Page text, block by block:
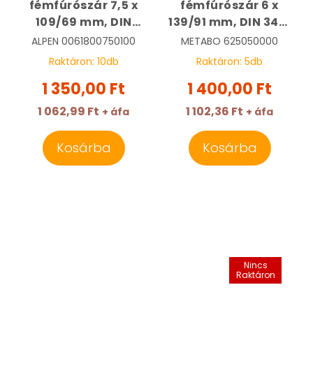
fémfúrószár 7,5 x
109/69 mm, DIN
338, HSS, Sprint
Master, tasakban |
0061800750100
ALPEN 0061800750100
Raktáron: 10db
1 350,00 Ft
1 062,99 Ft + áfa
Kosárba
fémfúrószár 6 x
139/91 mm, DIN 340,
HSS-G, köszörült,
hosszított,
625050000
METABO 625050000
Raktáron: 5db
1 400,00 Ft
1 102,36 Ft + áfa
Kosárba
Nincs
Raktáron